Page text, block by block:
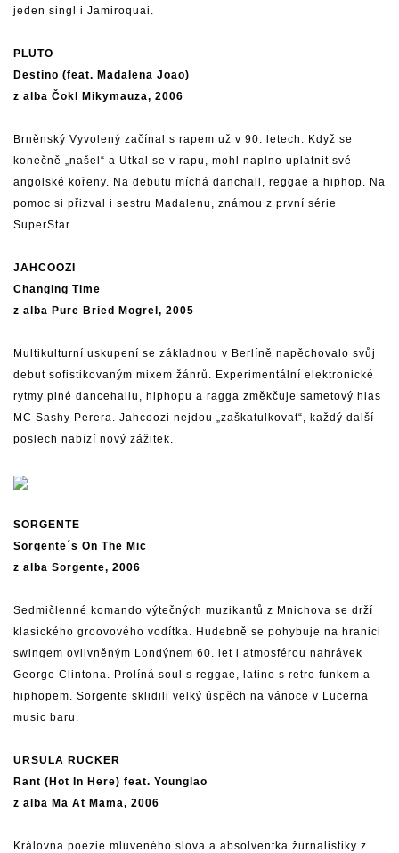
jeden singl i Jamiroquai.
PLUTO
Destino (feat. Madalena Joao)
z alba Čokl Mikymauza, 2006
Brněnský Vyvolený začínal s rapem už v 90. letech. Když se
konečně „našel“ a Utkal se v rapu, mohl naplno uplatnit své
angolské kořeny. Na debutu míchá danchall, reggae a hiphop. Na
pomoc si přizval i sestru Madalenu, známou z první série
SuperStar.
JAHCOOZI
Changing Time
z alba Pure Bried Mogrel, 2005
Multikulturní uskupení se základnou v Berlíně napěchovalo svůj
debut sofistikovaným mixem žánrů. Experimentální elektronické
rytmy plné dancehallu, hiphopu a ragga změkčuje sametový hlas
MC Sashy Perera. Jahcoozi nejdou „zaškatulkovat“, každý další
poslech nabízí nový zážitek.
SORGENTE
Sorgente´s On The Mic
z alba Sorgente, 2006
Sedmičlenné komando výtečných muzikantů z Mnichova se drží
klasického groovového vodítka. Hudebně se pohybuje na hranici
swingem ovlivněným Londýnem 60. let i atmosférou nahrávek
George Clintona. Prolíná soul s reggae, latino s retro funkem a
hiphopem. Sorgente sklidili velký úspěch na vánoce v Lucerna
music baru.
URSULA RUCKER
Rant (Hot In Here) feat. Younglao
z alba Ma At Mama, 2006
Královna poezie mluveného slova a absolventka žurnalistiky z